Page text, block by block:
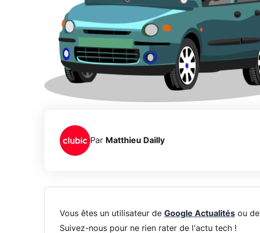
Par Matthieu Dailly
Vous êtes un utilisateur de Google Actualitésou de
Suivez-nous pour ne rien rater de l'actu tech !